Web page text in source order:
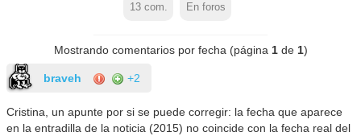
13com. En foros
Mostrando comentarios por fecha (página 1de 1)
braveh +2
Cristina, un apunte por si se puede corregir: la fecha que aparece
en la entradilla de la noticia (2015) no coincide con la fecha real del